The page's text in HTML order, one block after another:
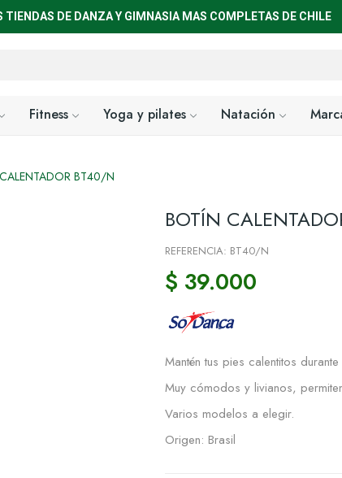
TIENDAS DE DANZA Y GIMNASIA MAS COMPLETAS DE CHILE
Fitness Yoga y pilates Natación
BT40/N
BOTÍN
REFERENCIA: BT40/N
$ 39.000
Mantén tus pies calentitos
Muy cómodos y livianos,
Varios modelos a elegir.
Origen: Brasil